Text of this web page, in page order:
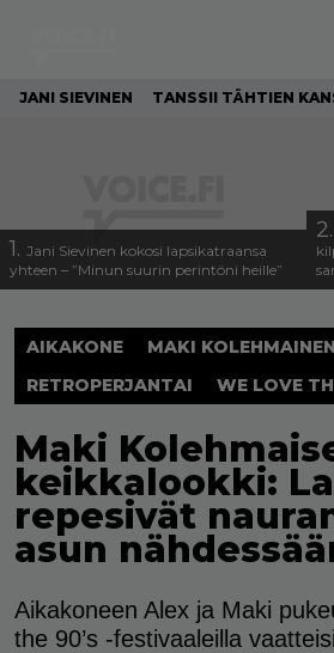
JANI SIEVINEN TANSSII TÄHTIEN
1. Jani Sievinen kokosi lapsikatraansa
yhteen – ”Minun suurin perintöni heille”
2.
AIKAKONE
MAKI KOLEHMAINEN
RETROPERJANTAI
WE LOVE
Maki
keikkalookki:
repesivät
asun
Aikakoneen Alex ja Maki
the 90’s -festivaaleilla